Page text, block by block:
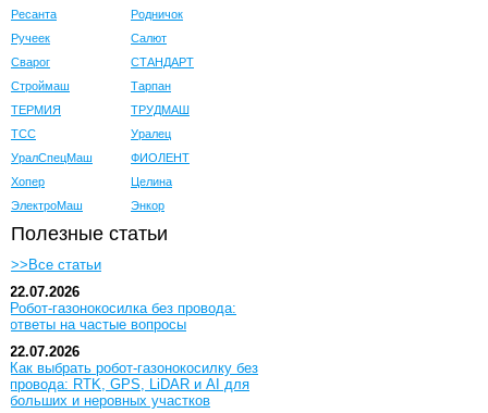
Ресанта
Родничок
Ручеек
Салют
Сварог
СТАНДАРТ
Строймаш
Тарпан
ТЕРМИЯ
ТРУДМАШ
ТСС
Уралец
УралСпецМаш
ФИОЛЕНТ
Хопер
Целина
ЭлектроМаш
Энкор
Полезные статьи
>>Все статьи
22.07.2026
Робот-газонокосилка без провода:
ответы на частые вопросы
22.07.2026
Как выбрать робот-газонокосилку без
провода: RTK, GPS, LiDAR и AI для
больших и неровных участков